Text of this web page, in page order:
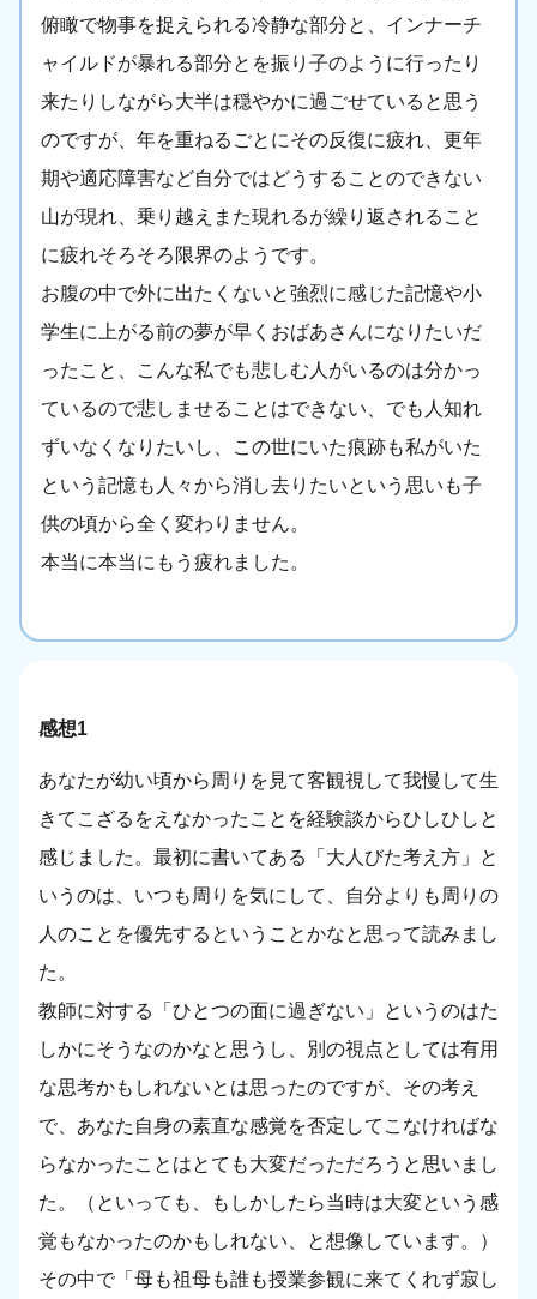
俯瞰で物事を捉えられる冷静な部分と、インナーチ
ャイルドが暴れる部分とを振り子のように行ったり
来たりしながら大半は穏やかに過ごせていると思う
のですが、年を重ねるごとにその反復に疲れ、更年
期や適応障害など自分ではどうすることのできない
山が現れ、乗り越えまた現れるが繰り返されること
に疲れそろそろ限界のようです。
お腹の中で外に出たくないと強烈に感じた記憶や小
学生に上がる前の夢が早くおばあさんになりたいだ
ったこと、こんな私でも悲しむ人がいるのは分かっ
ているので悲しませることはできない、でも人知れ
ずいなくなりたいし、この世にいた痕跡も私がいた
という記憶も人々から消し去りたいという思いも子
供の頃から全く変わりません。
本当に本当にもう疲れました。
感想1
あなたが幼い頃から周りを見て客観視して我慢して生
きてこざるをえなかったことを経験談からひしひしと
感じました。最初に書いてある「大人びた考え方」と
いうのは、いつも周りを気にして、自分よりも周りの
人のことを優先するということかなと思って読みまし
た。
教師に対する「ひとつの面に過ぎない」というのはた
しかにそうなのかなと思うし、別の視点としては有用
な思考かもしれないとは思ったのですが、その考え
で、あなた自身の素直な感覚を否定してこなければな
らなかったことはとても大変だっただろうと思いまし
た。（といっても、もしかしたら当時は大変という感
覚もなかったのかもしれない、と想像しています。）
その中で「母も祖母も誰も授業参観に来てくれず寂し